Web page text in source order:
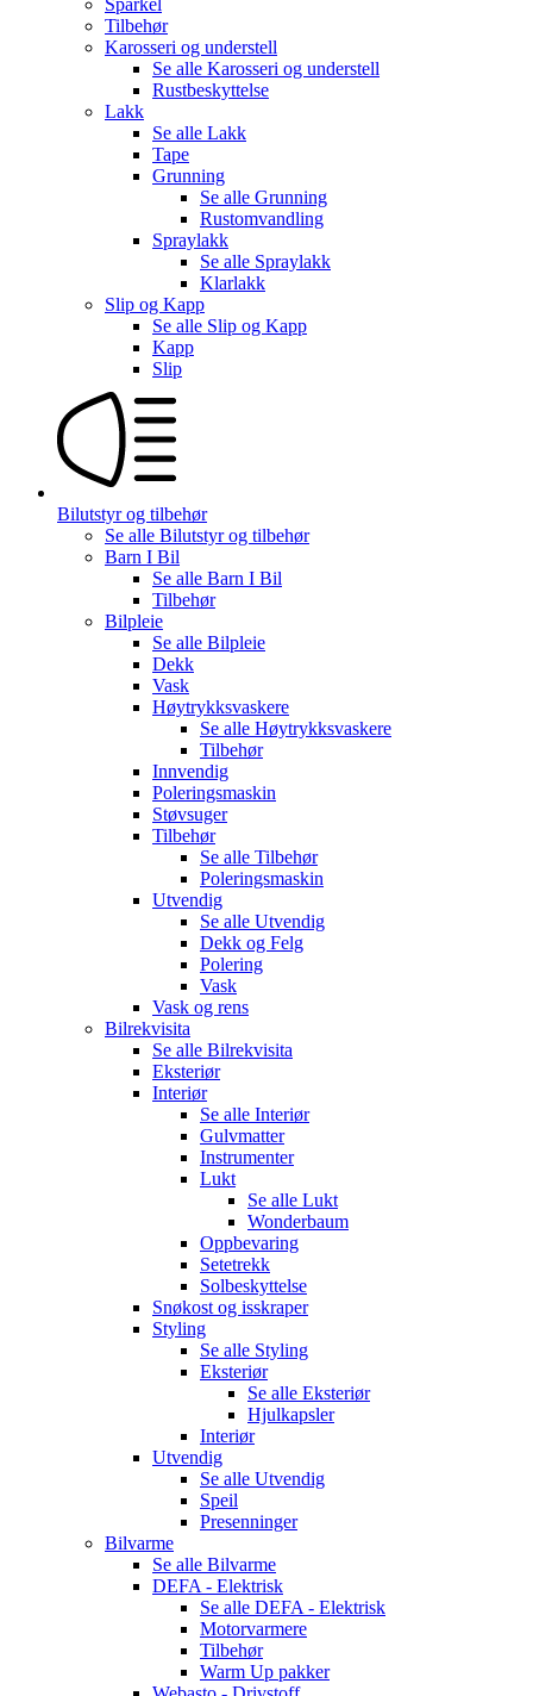
Tilbehør
Karosseri og understell
Se alle Karosseri og understell
Rustbeskyttelse
Lakk
Se alle Lakk
Tape
Grunning
Se alle Grunning
Rustomvandling
Spraylakk
Se alle Spraylakk
Klarlakk
Slip og Kapp
Se alle Slip og Kapp
Kapp
Slip
Bilutstyr og tilbehør
Se alle Bilutstyr og tilbehør
Barn I Bil
Se alle Barn I Bil
Tilbehør
Bilpleie
Se alle Bilpleie
Dekk
Vask
Høytrykksvaskere
Se alle Høytrykksvaskere
Tilbehør
Innvendig
Poleringsmaskin
Støvsuger
Tilbehør
Se alle Tilbehør
Poleringsmaskin
Utvendig
Se alle Utvendig
Dekk og Felg
Polering
Vask
Vask og rens
Bilrekvisita
Se alle Bilrekvisita
Eksteriør
Interiør
Se alle Interiør
Gulvmatter
Instrumenter
Lukt
Se alle Lukt
Wonderbaum
Oppbevaring
Setetrekk
Solbeskyttelse
Snøkost og isskraper
Styling
Se alle Styling
Eksteriør
Se alle Eksteriør
Hjulkapsler
Interiør
Utvendig
Se alle Utvendig
Speil
Presenninger
Bilvarme
Se alle Bilvarme
DEFA - Elektrisk
Se alle DEFA - Elektrisk
Motorvarmere
Tilbehør
Warm Up pakker